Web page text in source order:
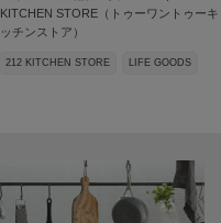
KITCHEN STORE（トゥーワントゥーキ
ッチンストア）
212 KITCHEN STORE LIFE GOODS